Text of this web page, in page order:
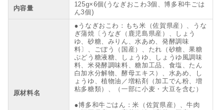
内容量
125g×6個(うなぎおこわ3個、博多和牛ごは
ん3個)
原材料名
●うなぎおこわ：もち米（佐賀県産）、うな
ぎ蒲焼〔うなぎ（鹿児島県産）、しょう
ゆ、砂糖、みりん、水あめ、発酵調味
料〕、ごぼう（国産）、たれ（砂糖、果糖
ぶどう糖液糖、しょうゆ、しょうゆ風調味
料、米発酵調味料、糖加工品、食塩、たん
白加水分解物、酵母エキス）、水あめ、し
ょうゆ、植物油／増粘剤（加工でん粉、増
粘多糖類）、（一部に小麦・大豆を含む）
●博多和牛ごはん：米（佐賀県産）、牛肉